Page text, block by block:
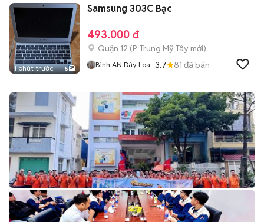
1 phút trước 5
Samsung 303C Bạc
493.000 đ
Quận 12 (P. Trung Mỹ Tây mới)
Bình AN Dây Loa 3.7 81 đã bán